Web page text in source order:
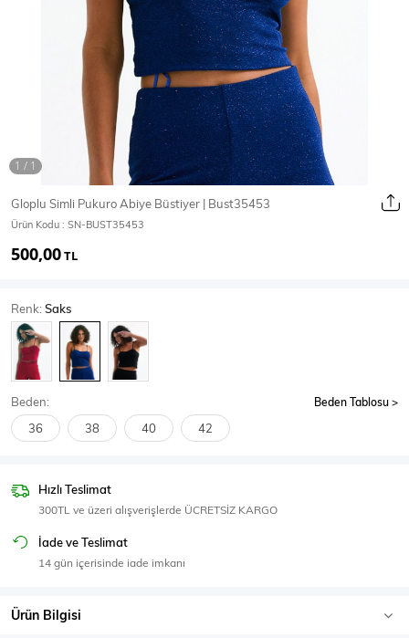
Mont & Kaban Yağmurluk
T-SHİRT & BLUZ
T-Shirt
Body
SPOR GİYİM
Eşofman Üstü
Gloplu Simli Pukuro Abiye Büstiyer | Bust35453
Ürün Kodu : SN-BUST35453
500,00TL
Renk:Saks
Beden: Beden Tablosu
36 38 40 42
Hızlı Teslimat
300TL ve üzeri alışverişlerde ÜCRETSİZ KARGO
İade ve Teslimat
14 gün içerisinde iade imkanı
Ürün Bilgisi